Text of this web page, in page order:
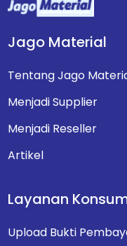
Jago Material
Tentang Jago
Menjadi Supplier
Menjadi Reseller
Artikel
Layanan
Upload Bukti